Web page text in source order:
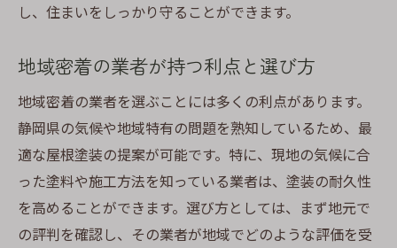
し、住まいをしっかり守ることができます。
地域密着の業者が持つ利点と選び方
地域密着の業者を選ぶことには多くの利点があります。
静岡県の気候や地域特有の問題を熟知しているため、最
適な屋根塗装の提案が可能です。特に、現地の気候に合
った塗料や施工方法を知っている業者は、塗装の耐久性
を高めることができます。選び方としては、まず地元で
の評判を確認し、その業者が地域でどのような評価を受